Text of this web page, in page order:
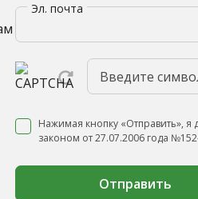
Эл. почта
Нажимая кнопку «Отправить», я
законом от 27.07.2006 года
Отправить